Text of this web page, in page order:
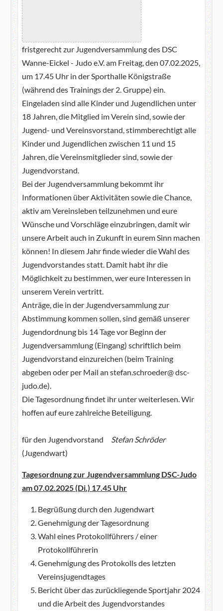
fristgerecht zur Jugendversammlung des DSC
Wanne-Eickel - Judo e.V. am Freitag, den 07.02.2025,
um 17.45 Uhr in der Sporthalle Königstraße
(während des Trainings der 2. Gruppe) ein.
Eingeladen sind alle Kinder und Jugendlichen unter
18 Jahren, die Mitglied im Verein sind, sowie der
Jugend- und Vereinsvorstand, stimmberechtigt alle
Kinder und Jugendlichen zwischen 11 und 15
Jahren, die Vereinsmitglieder sind, sowie der
Jugendvorstand.
Bei der Jugendversammlung bekommt ihr
Informationen über Aktivitäten sowie die Chance,
aktiv am Vereinsleben teilzunehmen und eure
Wünsche und Vorschläge einzubringen, damit wir
unsere Arbeit auch in Zukunft in eurem Sinn machen
können! In diesem Jahr finde wieder die Wahl des
Jugendvorstandes statt. Damit habt ihr die
Möglichkeit zu bestimmen, wer eure Interessen in
unserem Verein vertritt.
Anträge, die in der Jugendversammlung zur
Abstimmung kommen sollen, sind gemäß unserer
Jugendordnung bis 14 Tage vor Beginn der
Jugendversammlung (Eingang) schriftlich beim
Jugendvorstand einzureichen (beim Training
abgeben oder per Mail an stefan.schroeder@ dsc-
judo.de).
Die Tagesordnung findet ihr unter weiterlesen. Wir
hoffen auf eure zahlreiche Beteiligung.
für den Jugendvorstand Stefan Schröder
(Jugendwart)
Tagesordnung zur Jugendversammlung DSC-Judo
am 07.02.2025 (Di.) 17.45 Uhr
Begrüßung durch den Jugendwart
Genehmigung der Tagesordnung
Wahl eines Protokollführers / einer
Protokollführerin
Genehmigung des Protokolls des letzten
Vereinsjugendtages
Bericht über das zurückliegende Sportjahr 2024
und die Arbeit des Jugendvorstandes